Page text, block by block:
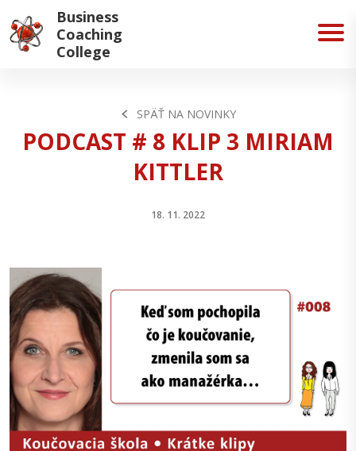
Business
Coaching
College
SPÄŤ NA NOVINKY
PODCAST # 8 KLIP 3 MIRIAM
KITTLER
18. 11. 2022